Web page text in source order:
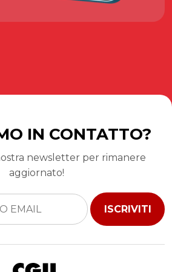
IN CONTATTO?
newsletter per rimanere
aggiornato!
ISCRIVITI